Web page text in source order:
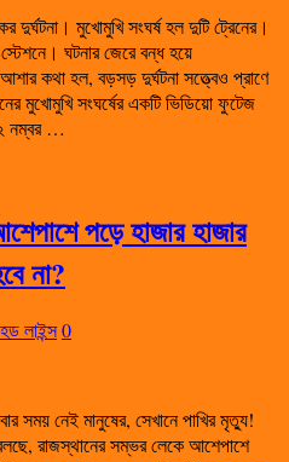
দুর্ঘটনা। মুখোমুখি সংঘর্ষ হল দুটি ট্রেনের।
স্টেশনে। ঘটনার জেরে বন্ধ হয়ে
কথা হল, বড়সড় দুর্ঘটনা সত্ত্বেও প্রাণে
মুখোমুখি সংঘর্ষের একটি ভিডিয়ো ফুটেজ
২ নম্বর …
পড়ে হাজার হাজার
না?
লাইন্স0
সময় নেই মানুষের, সেখানে পাখির মৃত্যু!
রাজস্থানের সম্ভর লেকে আশেপাশে